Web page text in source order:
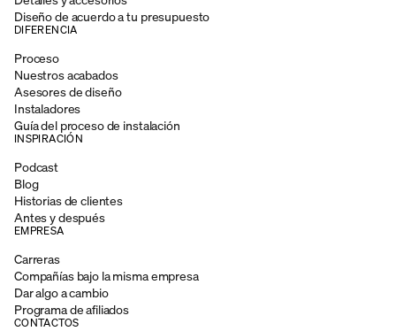
Diseño de acuerdo a tu presupuesto
DIFERENCIA
Proceso
Nuestros acabados
Asesores de diseño
Instaladores
Guía del proceso de instalación
INSPIRACIÓN
Podcast
Blog
Historias de clientes
Antes y después
EMPRESA
Carreras
Compañías bajo la misma empresa
Dar algo a cambio
Programa de afiliados
CONTACTOS